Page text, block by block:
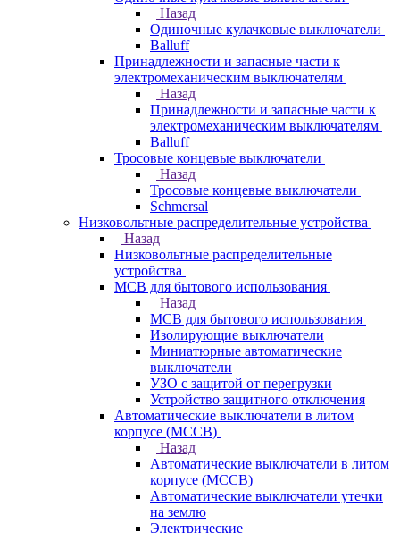
Назад
Одиночные кулачковые выключатели
Balluff
Принадлежности и запасные части к
электромеханическим выключателям
Назад
Принадлежности и запасные части к
электромеханическим выключателям
Balluff
Тросовые концевые выключатели
Назад
Тросовые концевые выключатели
Schmersal
Низковольтные распределительные устройства
Назад
Низковольтные распределительные
устройства
MCB для бытового использования
Назад
MCB для бытового использования
Изолирующие выключатели
Миниатюрные автоматические
выключатели
УЗО с защитой от перегрузки
Устройство защитного отключения
Автоматические выключатели в литом
корпусе (MCCB)
Назад
Автоматические выключатели в литом
корпусе (MCCB)
Автоматические выключатели утечки
на землю
Электрические